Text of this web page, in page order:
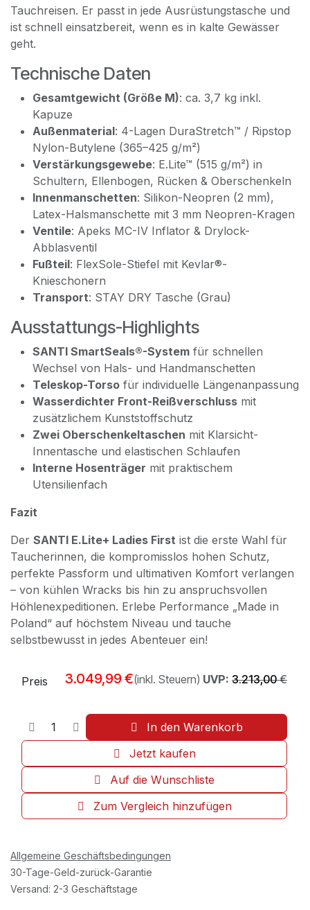
Tauchreisen. Er passt in jede Ausrüstungstasche und
ist schnell einsatzbereit, wenn es in kalte Gewässer
geht.
Technische Daten
Gesamtgewicht (Größe M): ca. 3,7 kg inkl.
Kapuze
Außenmaterial: 4-Lagen DuraStretch™ / Ripstop
Nylon-Butylene (365–425 g/m²)
Verstärkungsgewebe: E.Lite™ (515 g/m²) in
Schultern, Ellenbogen, Rücken & Oberschenkeln
Innenmanschetten: Silikon-Neopren (2 mm),
Latex-Halsmanschette mit 3 mm Neopren-Kragen
Ventile: Apeks MC-IV Inflator & Drylock-
Abblasventil
Fußteil: FlexSole-Stiefel mit Kevlar®-
Knieschonern
Transport: STAY DRY Tasche (Grau)
Ausstattungs-Highlights
SANTI SmartSeals®-System für schnellen
Wechsel von Hals- und Handmanschetten
Teleskop-Torso für individuelle Längenanpassung
Wasserdichter Front-Reißverschluss mit
zusätzlichem Kunststoffschutz
Zwei Oberschenkeltaschen mit Klarsicht-
Innentasche und elastischen Schlaufen
Interne Hosenträger mit praktischem
Utensilienfach
Fazit
Der SANTI E.Lite+ Ladies First ist die erste Wahl für
Taucherinnen, die kompromisslos hohen Schutz,
perfekte Passform und ultimativen Komfort verlangen
– von kühlen Wracks bis hin zu anspruchsvollen
Höhlenexpeditionen. Erlebe Performance „Made in
Poland“ auf höchstem Niveau und tauche
selbstbewusst in jedes Abenteuer ein!
In den Warenkorb
Jetzt kaufen
Zum Vergleich hinzufügen
Auf die Wunschliste
Preis 3.049,99€(inkl. Steuern) UVP: 3.213,00€
Allgemeine Geschäftsbedingungen
30-Tage-Geld-zurück-Garantie
Versand: 2-3 Geschäftstage